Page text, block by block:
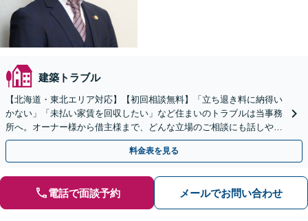
建築トラブル
【北海道・東北エリア対応】【初回相談無料】「立ち退き料に納得い
かない」「未払い家賃を回収したい」など住まいのトラブルは当事務
所へ。オーナー様から借主様まで、どんな立場のご相談にも話しやす
い弁護士が対応します。ＷＥＢ面談可。
料金表を見る
電話で面談予約 メールでお問い合わせ